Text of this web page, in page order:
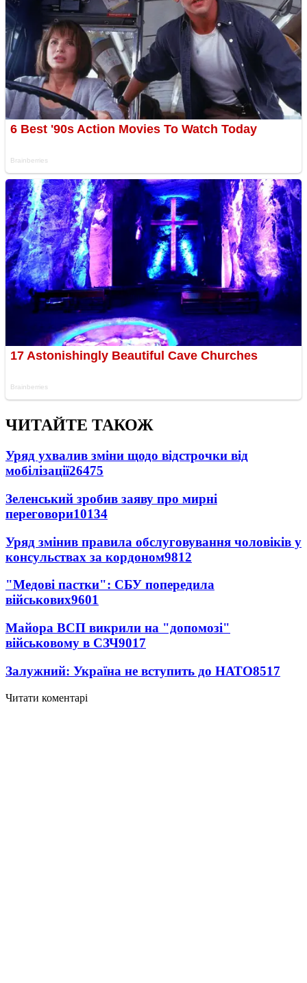
ЧИТАЙТЕ ТАКОЖ
Уряд ухвалив зміни щодо відстрочки від
мобілізації26475
Зеленський зробив заяву про мирні
переговори10134
Уряд змінив правила обслуговування чоловіків у
консульствах за кордоном9812
"Медові пастки": СБУ попередила
військових9601
Майора ВСП викрили на "допомозі"
військовому в СЗЧ9017
Залужний: Україна не вступить до НАТО8517
Читати коментарі